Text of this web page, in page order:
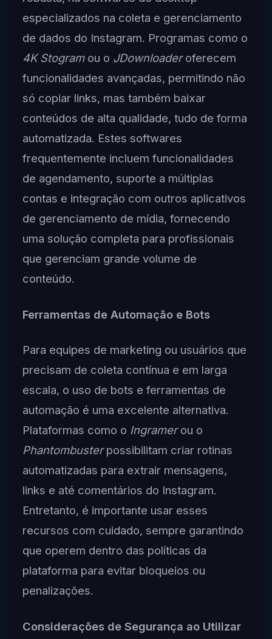
especializados na coleta e gerenciamento
de dados do Instagram. Programas como o
4K Stogramou o JDownloaderoferecem
funcionalidades avançadas, permitindo não
só copiar links, mas também baixar
conteúdos de alta qualidade, tudo de forma
automatizada. Estes softwares
frequentemente incluem funcionalidades
de agendamento, suporte a múltiplas
contas e integração com outros aplicativos
de gerenciamento de mídia, fornecendo
uma solução completa para profissionais
que gerenciam grande volume de
conteúdo.
Ferramentas de Automação e Bots
Para equipes de marketing ou usuários que
precisam de coleta contínua e em larga
escala, o uso de bots e ferramentas de
automação é uma excelente alternativa.
Plataformas como o Ingramerou o
Phantombusterpossibilitam criar rotinas
automatizadas para extrair mensagens,
links e até comentários do Instagram.
Entretanto, é importante usar esses
recursos com cuidado, sempre garantindo
que operem dentro das políticas da
plataforma para evitar bloqueios ou
penalizações.
Considerações de Segurança ao Utilizar